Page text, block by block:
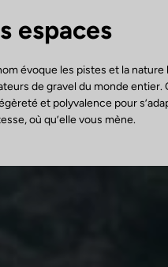
espaces
évoque les pistes et la
de gravel du monde entier.
et polyvalence pour
où qu’elle vous mène.